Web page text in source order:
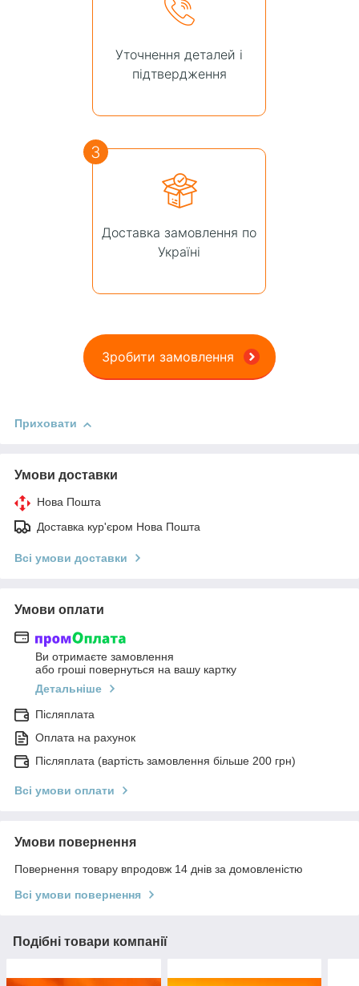
Уточнення деталей і
підтвердження
3
Доставка замовлення по
Україні
Зробити замовлення
Приховати
Умови доставки
Нова Пошта
Доставка кур'єром Нова Пошта
Всі умови доставки
Умови оплати
Ви отримаєте замовлення
або гроші повернуться на вашу картку
Детальніше
Післяплата
Оплата на рахунок
Післяплата (вартість замовлення більше 200 грн)
Всі умови оплати
Умови повернення
Повернення товару впродовж 14 днів за домовленістю
Всі умови повернення
Подібні товари компанії